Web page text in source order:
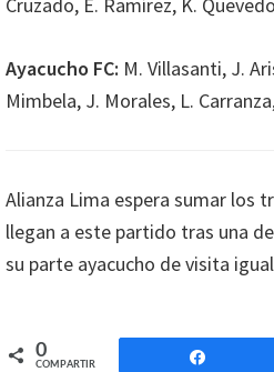
Ayacucho FC: M. Villasanti, J.
Mimbela, J. Morales, L.
Alianza Lima espera sumar los
llegan a este partido tras una
su parte ayacucho de visita
0
COMPARTIR